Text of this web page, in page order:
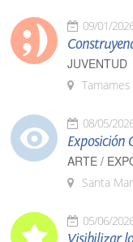
09/01/
JUVENTUD
Tamames
08/05/
Exposición
ARTE /
Santa
05/06/